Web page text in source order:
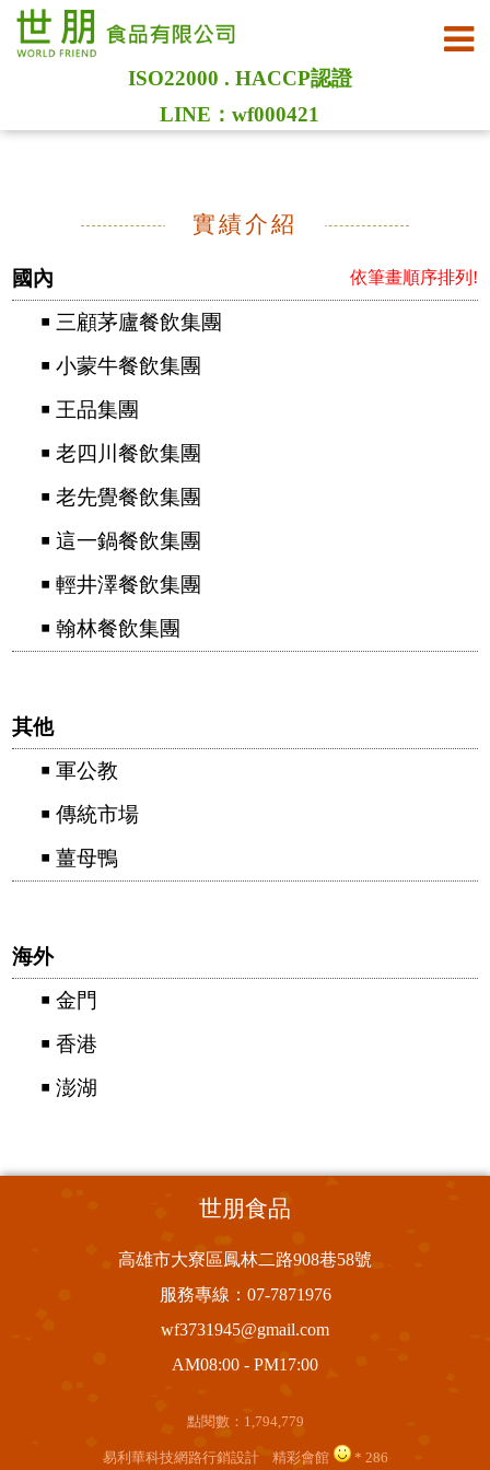
ISO22000 . HACCP認證
LINE：wf000421
實績介紹
依筆畫順序排列!
國內
￭ 三顧茅廬餐飲集團
￭ 小蒙牛餐飲集團
￭ 王品集團
￭ 老四川餐飲集團
￭ 老先覺餐飲集團
￭ 這一鍋餐飲集團
￭ 輕井澤餐飲集團
￭ 翰林餐飲集團
其他
￭ 軍公教
￭ 傳統市場
￭ 薑母鴨
海外
￭ 金門
￭ 香港
￭ 澎湖
世朋食品
高雄市大寮區鳳林二路908巷58號
服務專線： 07-7871976
wf3731945@gmail.com
AM08:00 - PM17:00
點閱數：1,794,779
易利華科技網路行銷設計 精彩會館 * 286